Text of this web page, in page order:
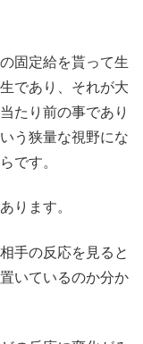
固定給を貰って生
であり、それが大
たり前の事であり
う狭量な視野にな
です。
ります。
手の反応を見ると
いているのか分か